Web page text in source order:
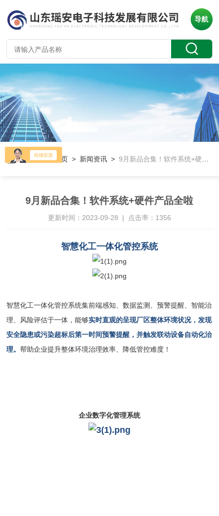
导航
当前位置：首页 > 新闻资讯 >9月新品合集！软件系统+硬件产品全啦
9月新品合集！软件系统+硬件产品全啦
更新时间：2023-09-28 | 点击率：1356
智慧化工一体化管控系统
智慧化工一体化管控系统集前端感知、数据监测、预警提醒、智能治
理、风险评估于一体，能够实时直观的呈现厂区整体环境状况，发现
安全隐患或污染超标后第一时间预警提醒，并触发联动设备自动化治
理。帮助企业提升整体环境治理效率、降低管控难度！
企业数字化管理系统